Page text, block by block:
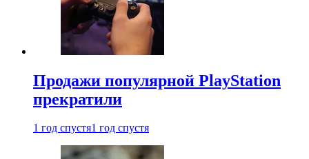
Продажи популярной PlayStation
прекратили
1 год спустя1 год спустя